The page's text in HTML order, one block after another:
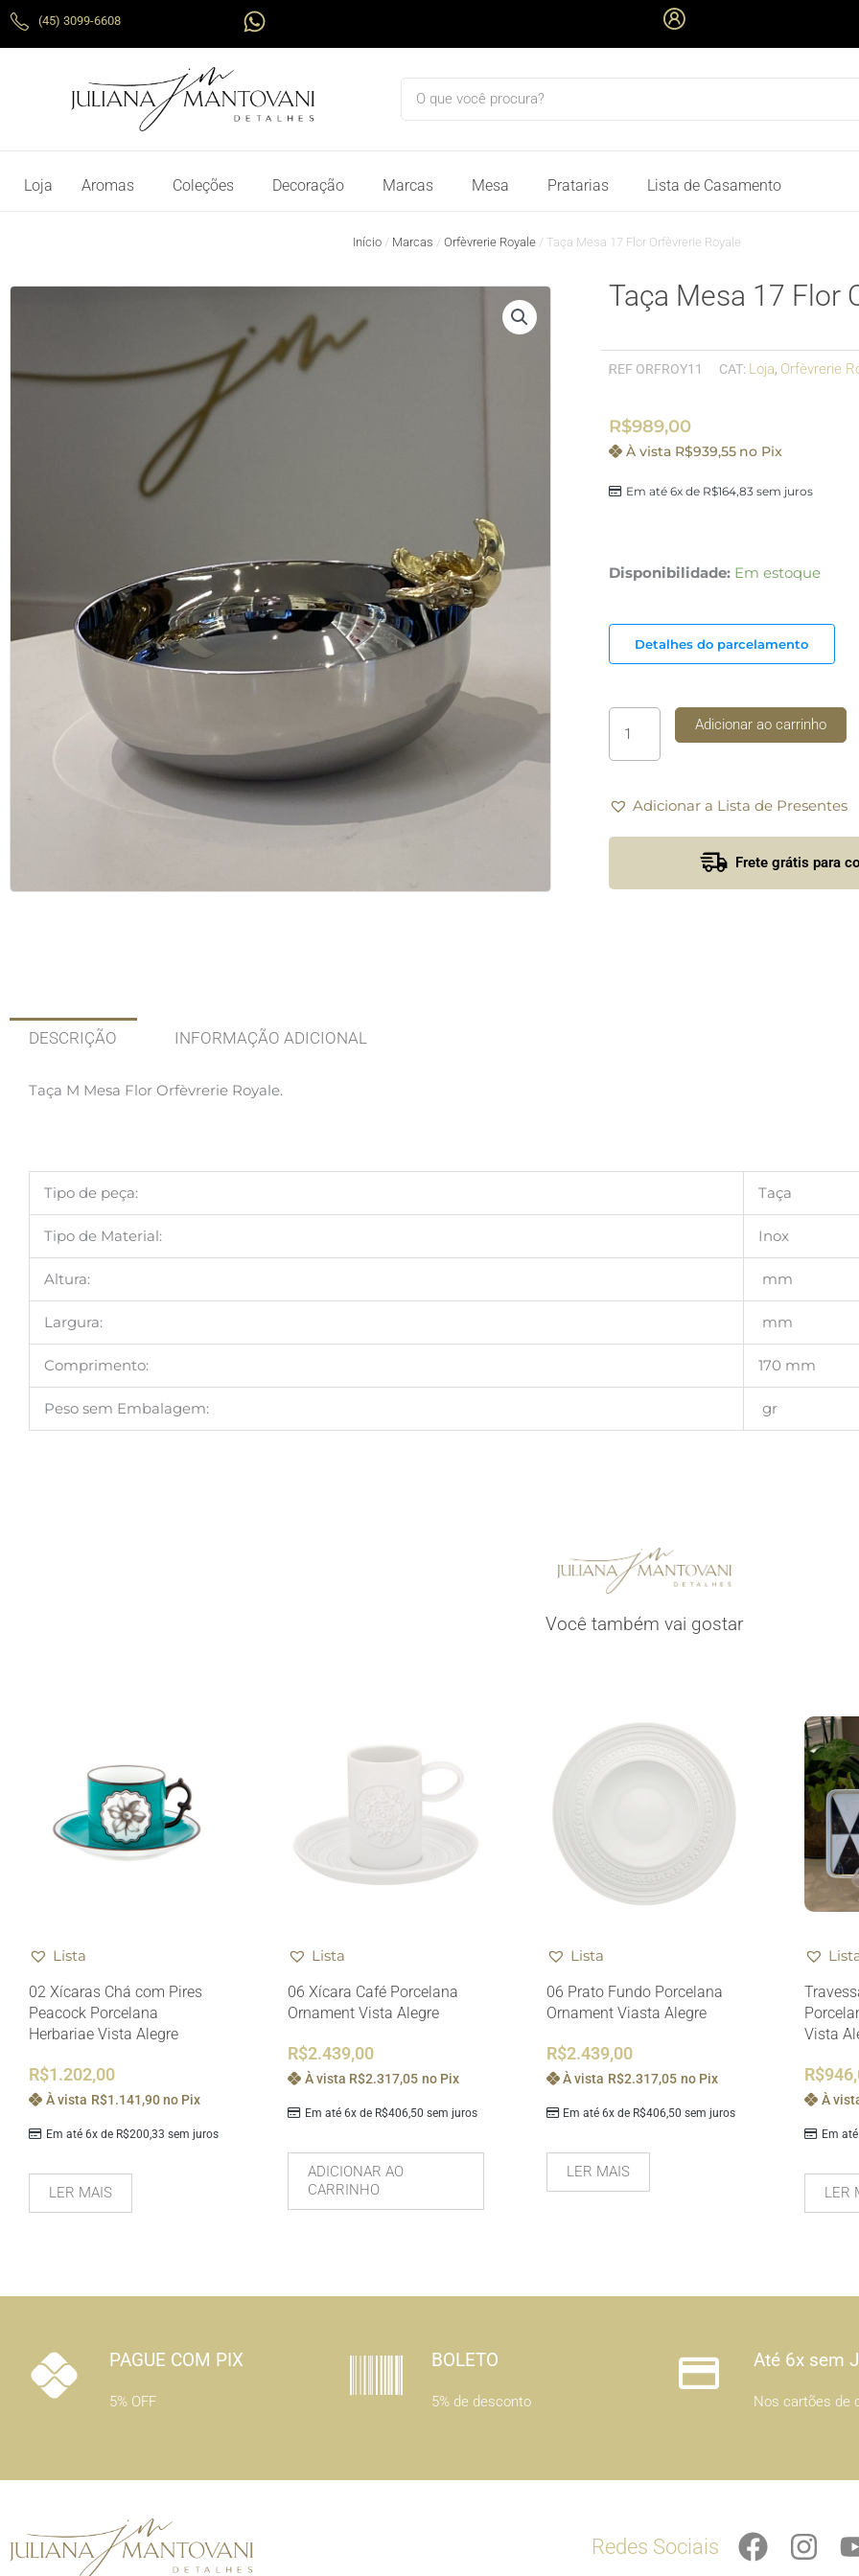
para
(45) 3099-6608
W
h
t
s
Loja Aromas Coleções Decoração Marcas Mesa Pratarias Lista de Casamento
Início/ Marcas / Orfèvrerie Royale/ Taça Mesa 17 Flor Orfèvrerie Royale
Taça Mesa 17 Flor
REF ORFROY11 CAT: Loja, Orfèvrerie
R$989,00
Em até 6x de R$164,83sem juros
À vista R$939,55 no Pix
Disponibilidade: Em estoque
Detalhes do parcelamento
Taça
Orfèvrerie
quantidade
Adicionar ao carrinho
Adicionar a Lista de Presentes
Frete grátis para
DESCRIÇÃO INFORMAÇÃO ADICIONAL
Taça M Mesa Flor Orfèvrerie Royale.
Tipo de peça: Taça
Tipo de Material: Inox
Altura: mm
Largura: mm
Comprimento: 170 mm
Peso sem Embalagem: gr
Você também vai gostar
Lista
02 Xícaras Chá com Pires
Peacock Porcelana
Herbariae Vista Alegre
R$1.202,00
Em até 6x de R$200,33 sem juros
À vista R$1.141,90 no Pix
LER MAIS
Lista
06 Xícara Café Porcelana
Ornament Vista Alegre
R$2.439,00
Em até 6x de R$406,50 sem juros
À vista R$2.317,05 no Pix
ADICIONAR AO
CARRINHO
Lista
06 Prato Fundo Porcelana
Ornament Viasta Alegre
R$2.439,00
Em até 6x de R$406,50 sem juros
À vista R$2.317,05 no Pix
LER MAIS
Vista
R$
Em
À
LER
PAGUE COM PIX
5% OFF
BOLETO
5% de desconto
Até 6x sem
Nos cartões de
Redes Sociais
F
a
I
n